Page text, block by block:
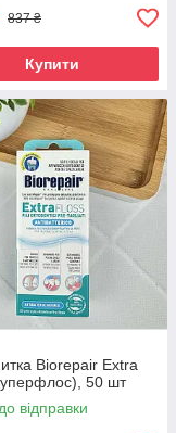
837 ₴
Купити
Biorepair Extra
50 шт
відправки